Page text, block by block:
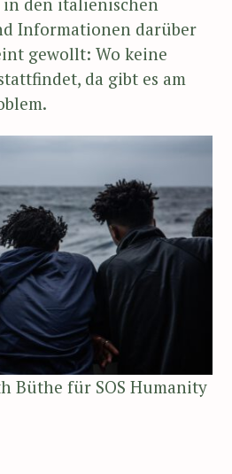
Informationen darüber
gewollt: Wo keine
da gibt es am
Büthe für SOS Humanity